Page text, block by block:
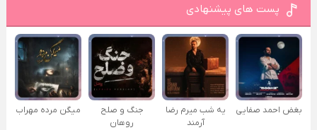
پست های پیشنهادی
بغض احمد صفایی
یه شب میرم رضا
آرمند
جنگ و صلح
روهان
میگن مرده مهراب